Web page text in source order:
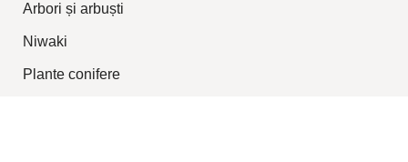
Arbori și arbuști
⁠Niwaki
Plante conifere